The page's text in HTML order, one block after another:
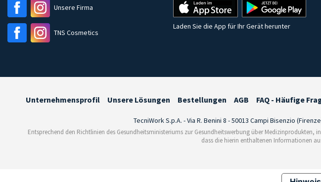
Unsere Firma
TNS Cosmetics
Laden Sie die App für Ihr Gerät herunter
Unternehmensprofil Unsere Lösungen Bestellungen AGB FAQ - Häufige
TecniWork S.p.A. - Via R. Benini 8 - 50013 Campi Bisenzio
Entsprechend den Richtlinien des Gesundheitsministeriums zur Gesundheitswerbung über
dass die hierin enthaltenen Informationen